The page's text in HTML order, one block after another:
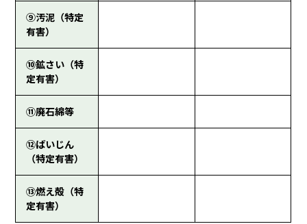
⑨汚泥（特定
有害）
⑩鉱さい（特
定有害）
⑪廃石綿等
⑫ばいじん
（特定有害）
⑬燃え殻（特
定有害）